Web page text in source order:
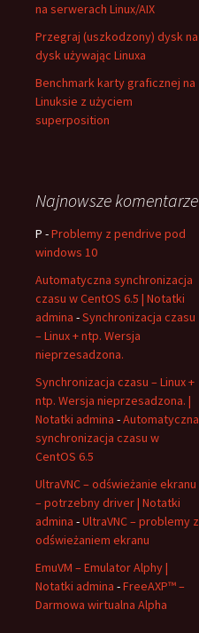
na serwerach Linux/AIX
Przegraj (uszkodzony) dysk na
dysk używając Linuxa
Benchmark karty graficznej na
Linuksie z użyciem
superposition
Najnowsze komentarze
P -Problemy z pendrive pod
windows 10
Automatyczna synchronizacja
czasu w CentOS 6.5 | Notatki
admina -Synchronizacja czasu
– Linux + ntp. Wersja
nieprzesadzona.
Synchronizacja czasu – Linux +
ntp. Wersja nieprzesadzona. |
Notatki admina -Automatyczna
synchronizacja czasu w
CentOS 6.5
UltraVNC – odświeżanie ekranu
– potrzebny driver | Notatki
admina -UltraVNC – problemy z
odświeżaniem ekranu
EmuVM – Emulator Alphy |
Notatki admina -FreeAXP™ –
Darmowa wirtualna Alpha